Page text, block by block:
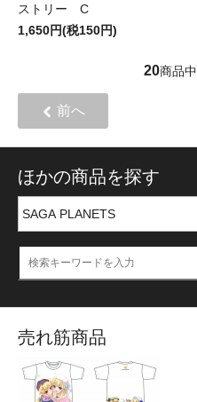
ストリー C
1,650円(税150円)
20商品中
前へ
ほかの商品を探す
売れ筋商品